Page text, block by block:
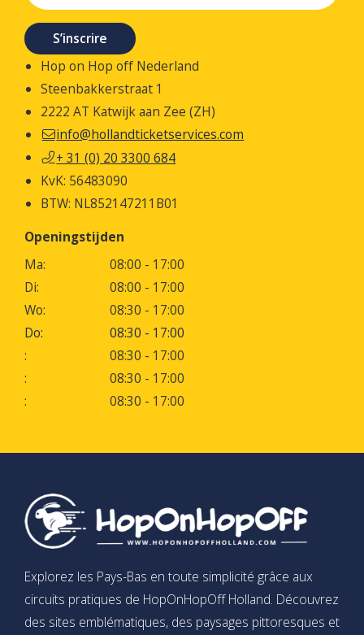
S’inscrire
Hop on Hop off Nederland
Steenbakkerstraat 1
2222 AT Katwijk aan Zee (ZH)
info@hollandticketservices.com
+ 31 (0) 20 3300 684
KvK: 56483090
BTW: NL852147211B01
Openingstijden
Ma:
08:00 - 17:00
Di:
08:00 - 17:00
Wo:
08:30 - 17:00
Do:
08:30 - 17:00
:
08:30 - 17:00
:
08:30 - 17:00
:
08:30 - 17:00
Explorez les Pays-Bas en toute simplicité grâce aux
circuits pratiques de HopOnHopOff Holland. Découvrez
des sites emblématiques, des paysages pittoresques et